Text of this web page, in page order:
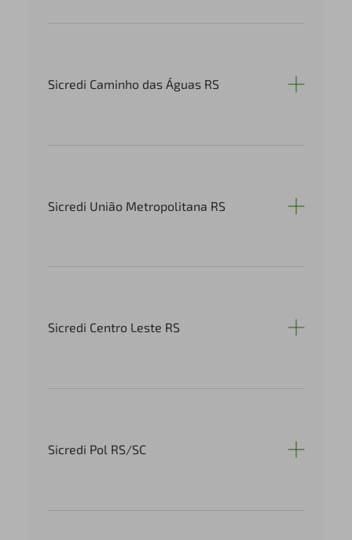
Sicredi Caminho das Águas RS
Sicredi União Metropolitana RS
Sicredi Centro Leste RS
Sicredi Pol RS/SC